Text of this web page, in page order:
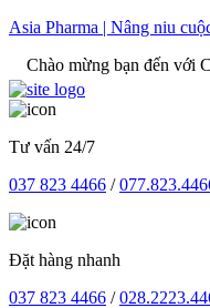
Skip
content
Asia Pharma | Nâng niu
mừng bạn đến với Cửa
Tư vấn 24/7
037 823 4466 /
Đặt hàng nhanh
037 823 4466 /